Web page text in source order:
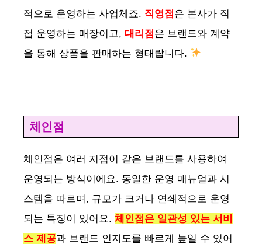
적으로 운영하는 사업체죠. 직영점은 본사가 직
접 운영하는 매장이고, 대리점은 브랜드와 계약
을 통해 상품을 판매하는 형태랍니다.
체인점
체인점은 여러 지점이 같은 브랜드를 사용하여
운영되는 방식이에요. 동일한 운영 매뉴얼과 시
스템을 따르며, 규모가 크거나 연쇄적으로 운영
되는 특징이 있어요. 체인점은 일관성 있는 서비
스 제공과 브랜드 인지도를 빠르게 높일 수 있어